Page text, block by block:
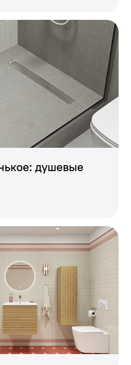
душевые